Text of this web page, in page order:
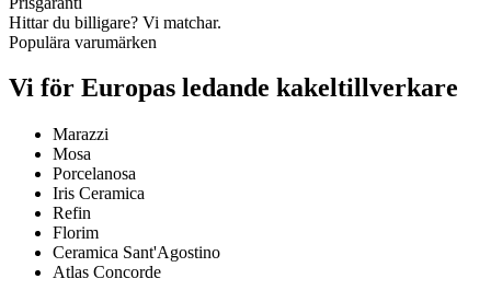
Hittar du billigare? Vi matchar.
Populära varumärken
Vi för Europas ledande kakeltillverkare
Marazzi
Mosa
Porcelanosa
Iris Ceramica
Refin
Florim
Ceramica Sant'Agostino
Atlas Concorde